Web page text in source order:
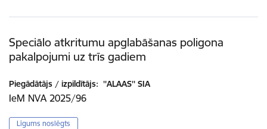
Speciālo atkritumu apglabāšanas poligona
pakalpojumi uz trīs gadiem
Piegādātājs / izpildītājs: ''ALAAS'' SIA
IeM NVA 2025/96
Līgums noslēgts